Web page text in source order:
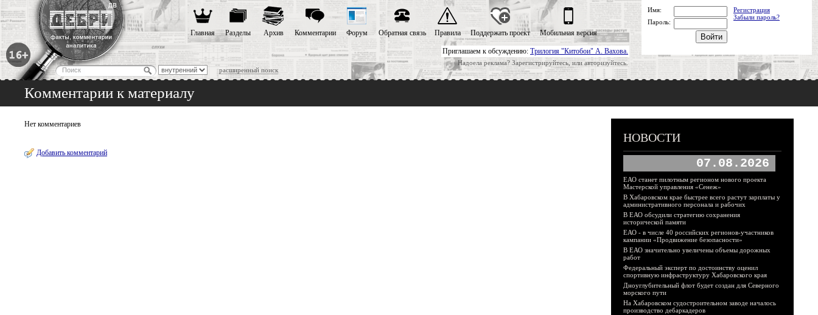
Приглашаем к обсуждению: Трилогия "Китобои" А. Вахова.
Надоела реклама? Зарегистрируйтесь, или авторизуйтесь.
расширенный поиск
Главная Разделы Архив Комментарии Форум Обратная связь Правила Поддержать проект Мобильная версия
Имя:
Регистрация
Забыли пароль?
Пароль:
Комментарии к материалу
Нет комментариев
Добавить комментарий
НОВОСТИ
07.08.2026
ЕАО станет пилотным регионом нового проекта
Мастерской управления «Сенеж»
В Хабаровском крае быстрее всего растут зарплаты у
административного персонала и рабочих
В ЕАО обсудили стратегию сохранения
исторической памяти
ЕАО - в числе 40 российских регионов-участников
кампании «Продвижение безопасности»
В ЕАО значительно увеличены объемы дорожных
работ
Федеральный эксперт по достоинству оценил
спортивную инфраструктуру Хабаровского края
Дноуглубительный флот будет создан для Северного
морского пути
На Хабаровском судостроительном заводе началось
производство дебаркадеров